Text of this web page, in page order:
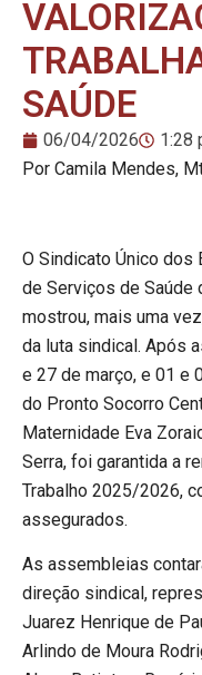
SAÚDE
06/04/2026
1:28
Por Camila Mendes,
O Sindicato Único dos
de Serviços de Saúde
mostrou, mais uma
da luta sindical. Após
e 27 de março, e 01 e
do Pronto Socorro
Maternidade Eva
Serra, foi garantida a
Trabalho 2025/2026,
assegurados.
As assembleias
direção sindical,
Juarez Henrique de
Arlindo de Moura